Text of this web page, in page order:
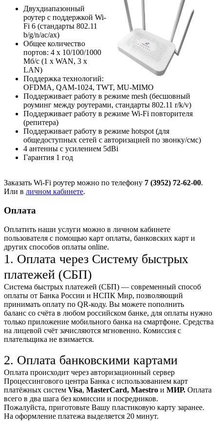
Двухдиапазонный
роутер с поддержкой Wi-
Fi 6 (стандарты 802.11
b/g/n/ac/ax)
Общее количество
портов: 4 х 10/100/1000
Мб/с (1 x WAN, 3 x
LAN)
Поддержка технологий:
OFDMA, QAM-1024, TWT, MU-MIMO
Поддерживает работу в режиме mesh (бесшовный
роуминг между роутерами, стандарты 802.11 r/k/v)
Поддерживает работу в режиме Wi-Fi повторителя
(репитера)
Поддерживает работу в режиме hotspot (для
общедоступных сетей с авторизацией по звонку/смс)
4 антенны с усилением 5dBi
Гарантия 1 год
Заказать Wi-Fi роутер можно по телефону 7 (3952) 72-62-00.
Или в личном кабинете.
Оплата
Оплатить наши услуги можно в личном кабинете
пользователя с помощью карт оплаты, банковских карт и
других способов оплаты online.
1. Оплата через Систему быстрых
платежей (СБП)
Система быстрых платежей (СБП) — современный способ
оплаты от Банка России и НСПК Мир, позволяющий
принимать оплату по QR-коду. Вы можете пополнить
баланс со счёта в любом российском банке, для оплаты нужно
только приложение мобильного банка на смартфоне. Средства
на лицевой счёт зачисляются мгновенно. Комиссия с
плательщика не взимается.
2. Оплата банковскими картами
Оплата происходит через авторизационный сервер
Процессингового центра Банка с использованием карт
платёжных систем Visa, MasterCard, Maestro и МИР. Оплата
всего в два шага без комиссии и посредников.
Пожалуйста, приготовьте Вашу пластиковую карту заранее.
На оформление платежа выделяется 20 минут.